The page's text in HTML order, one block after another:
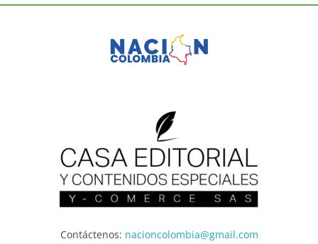
Contáctenos: nacioncolombia@gmail.com